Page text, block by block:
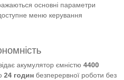
основні параметри
меню керування
акумулятор ємністю 4400
24 годин безперервної роботи без